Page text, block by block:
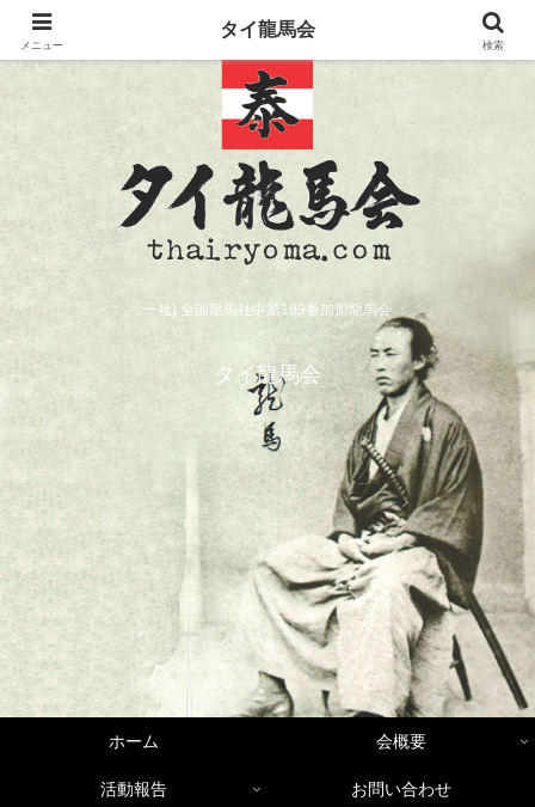
一社) 全国龍馬社中第189番加盟龍馬会
タイ龍馬会
ホーム 会概要
活動報告 お問い合わせ
メニュー
タイ龍馬会
検索